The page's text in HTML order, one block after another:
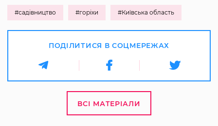
#садівництво #горіхи #Київська область
ПОДІЛИТИСЯ В СОЦМЕРЕЖАХ
ВСІ МАТЕРІАЛИ